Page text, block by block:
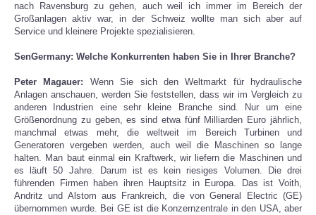
nach Ravensburg zu gehen, auch weil ich immer im Bereich der
Großanlagen aktiv war, in der Schweiz wollte man sich aber auf
Service und kleinere Projekte spezialisieren.
SenGermany: Welche Konkurrenten haben Sie in Ihrer Branche?
Peter Magauer: Wenn Sie sich den Weltmarkt für hydraulische
Anlagen anschauen, werden Sie feststellen, dass wir im Vergleich zu
anderen Industrien eine sehr kleine Branche sind. Nur um eine
Größenordnung zu geben, es sind etwa fünf Milliarden Euro jährlich,
manchmal etwas mehr, die weltweit im Bereich Turbinen und
Generatoren vergeben werden, auch weil die Maschinen so lange
halten. Man baut einmal ein Kraftwerk, wir liefern die Maschinen und
es läuft 50 Jahre. Darum ist es kein riesiges Volumen. Die drei
führenden Firmen haben ihren Hauptsitz in Europa. Das ist Voith,
Andritz und Alstom aus Frankreich, die von General Electric (GE)
übernommen wurde. Bei GE ist die Konzernzentrale in den USA, aber